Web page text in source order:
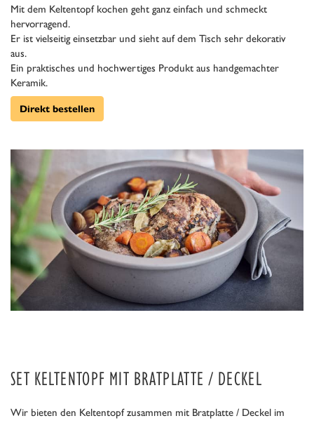
Mit dem Keltentopf kochen geht ganz einfach und schmeckt
hervorragend.
Er ist vielseitig einsetzbar und sieht auf dem Tisch sehr dekorativ
aus.
Ein praktisches und hochwertiges Produkt aus handgemachter
Keramik.
Direkt bestellen
SET KELTENTOPF MIT BRATPLATTE / DECKEL
Wir bieten den Keltentopf zusammen mit Bratplatte / Deckel im